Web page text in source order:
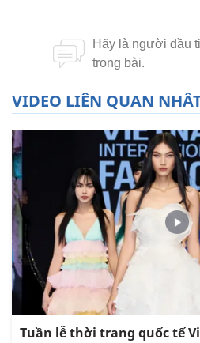
VIDEO LIÊN QUAN
Tuần lễ thời trang quốc tế